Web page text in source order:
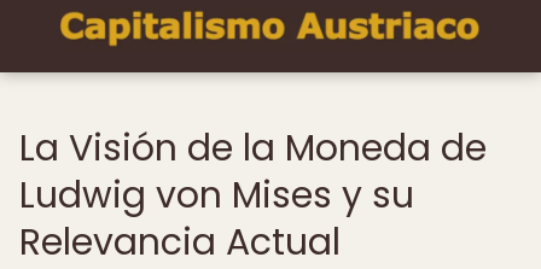
La Visión de la Moneda de
Ludwig von Mises y su
Relevancia Actual